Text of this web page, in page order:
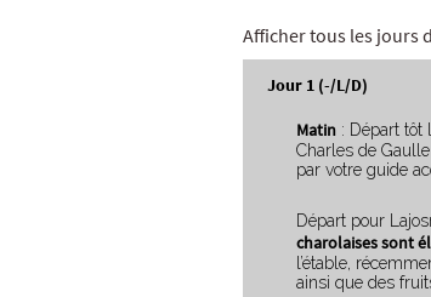
Afficher tous les jours
Jour 1 (-/L/D)
Matin : Départ tôt
Charles de
par votre guide
Départ pour
charolaises sont
l’étable,
ainsi que des